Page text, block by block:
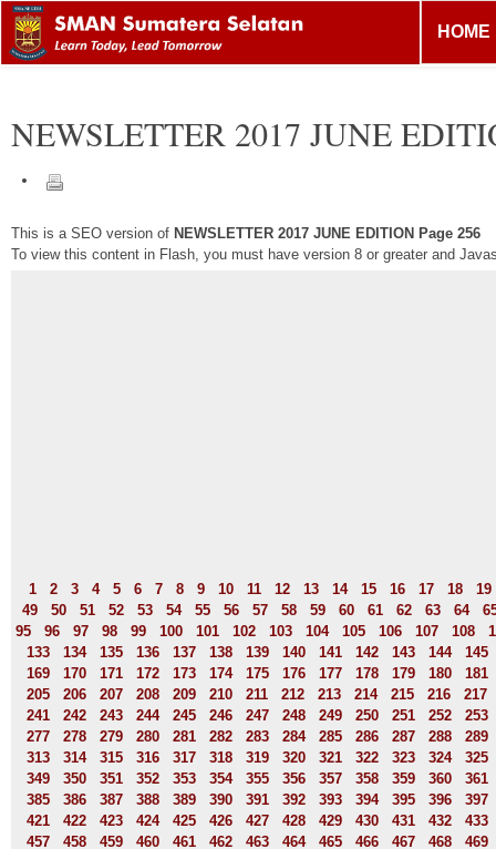
HOME
NEWSLETTER 2017 JUNE
This is a SEO version of NEWSLETTER 2017 JUNE EDITION Page 256
To view this content in Flash, you must have version 8 or greater and
1 2 3 4 5 6 7 8 9 10 11 12 13 14 15 16 17 18
19
49
50 51 52 53 54 55 56 57 58 59 60 61 62 63 64
95
96 97 98 99 100 101 102 103 104 105 106 107 108
133
134 135 136 137 138 139 140 141 142 143 144
145
169
170 171 172 173 174 175 176 177 178 179 180
181
205
206 207 208 209 210 211 212 213 214 215 216
217
241
242 243 244 245 246 247 248 249 250 251 252
253
277
278 279 280 281 282 283 284 285 286 287 288
289
313
314 315 316 317 318 319 320 321 322 323 324
325
349
350 351 352 353 354 355 356 357 358 359 360
361
385
386 387 388 389 390 391 392 393 394 395 396
397
421
422 423 424 425 426 427 428 429 430 431 432
433
457
458 459 460 461 462 463 464 465 466 467 468
469